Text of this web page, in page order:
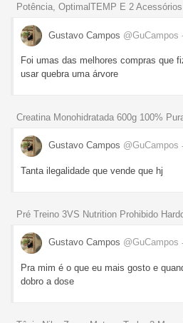
Potência, OptimalTEMP E 2 Acessórios
Gustavo Campos @GuCampos
Foi umas das melhores compras que
usar quebra uma árvore
Creatina Monohidratada 600g 100%
Gustavo Campos @GuCampos
Tanta ilegalidade que vende que hj
Pré Treino 3VS Nutrition Prohibido
Gustavo Campos @GuCampos
Pra mim é o que eu mais gosto e
dobro a dose